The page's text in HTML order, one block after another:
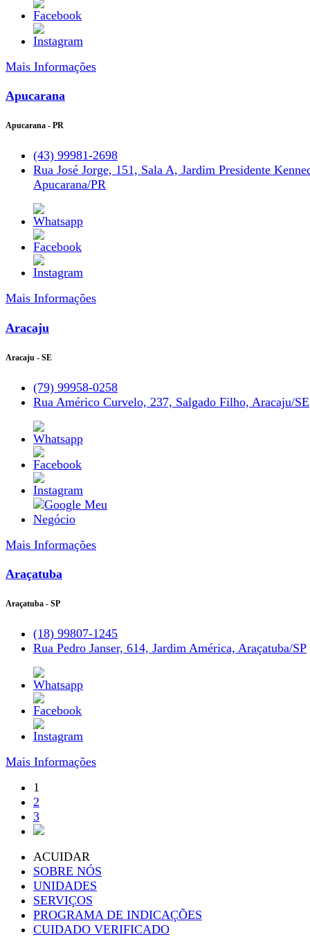
Mais Informações
Apucarana
Apucarana - PR
(43) 99981-2698
Rua José Jorge, 151, Sala A, Jardim Presidente
Apucarana/PR
Mais Informações
Aracaju
Aracaju - SE
(79) 99958-0258
Rua Américo Curvelo, 237, Salgado Filho, Aracaju/SE
Mais Informações
Araçatuba
Araçatuba - SP
(18) 99807-1245
Rua Pedro Janser, 614, Jardim América, Araçatuba/SP
Mais Informações
1
2
3
ACUIDAR
SOBRE NÓS
UNIDADES
SERVIÇOS
PROGRAMA DE INDICAÇÕES
CUIDADO VERIFICADO